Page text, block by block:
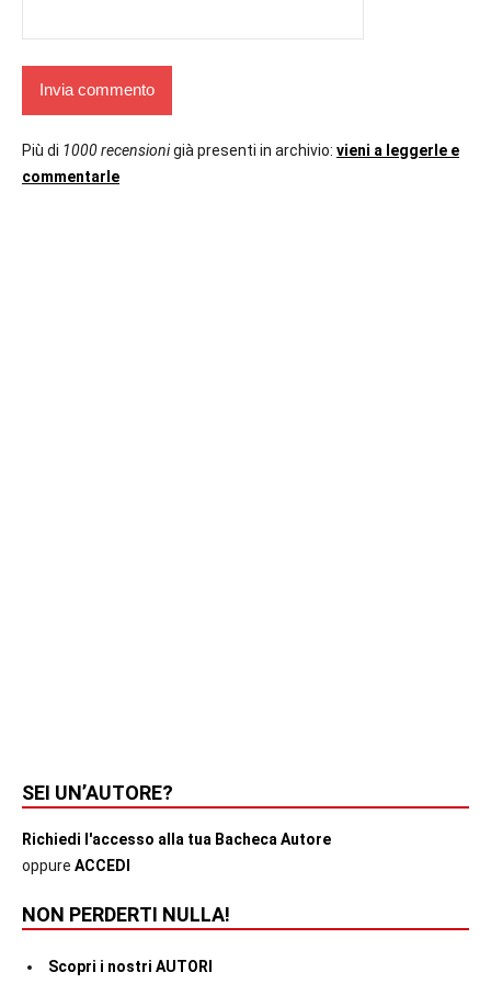
Più di 1000 recensionigià presenti in archivio: vieni a leggerle e
commentarle
SEI UN’AUTORE?
Richiedi l'accesso alla tua Bacheca Autore
oppure ACCEDI
NON PERDERTI NULLA!
Scopri i nostri AUTORI